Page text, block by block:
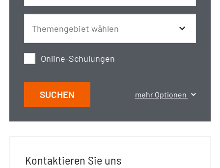
Online-Schulungen
SUCHEN mehr Optionen
Kontaktieren Sie uns